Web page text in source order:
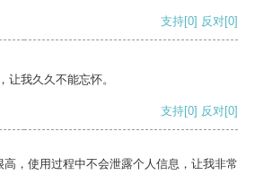
支持[0] 反对[0]
让我久久不能忘怀。
支持[0] 反对[0]
，使用过程中不会泄露个人信息，让我非常